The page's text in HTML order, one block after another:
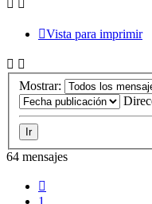
Vista para imprimir
Mostrar:
64 mensajes
1